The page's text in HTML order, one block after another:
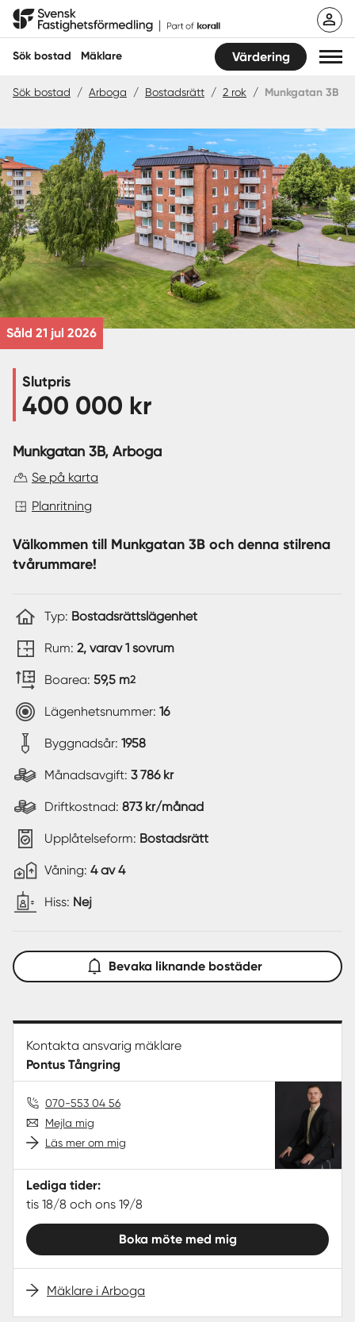
Hoppa
Svensk Fastighetsförmedling
Sök bostad Mäklare Värdering
Hitta mäklare
Sälja
Köpa
Guider
Start
Logga in
Sverige| Spanien
Sök bostad / Arboga / Bostadsrätt / 2 rok / Munkgatan 3B
Såld 21 jul 2026
Slutpris
400 000 kr
Munkgatan 3B, Arboga
Se på karta
Planritning
Välkommen till Munkgatan 3B och denna stilrena
tvårummare!
Typ: Bostadsrättslägenhet
Rum: 2, varav 1 sovrum
Boarea: 59,5 m2
Lägenhetsnummer: 16
Byggnadsår: 1958
Månadsavgift: 3 786 kr
Driftkostnad: 873 kr/månad
Upplåtelseform: Bostadsrätt
Våning: 4 av 4
Hiss: Nej
Bevaka liknande bostäder
Kontakta ansvarig mäklare
Pontus Tångring
070-553 04 56
Mejla mig
Läs mer om mig
Lediga tider:
tis 18/8 och ons 19/8
Boka möte med mig
Mäklare i Arboga